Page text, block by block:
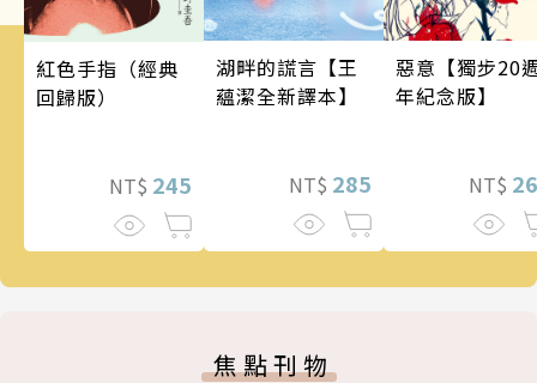
紅色手指（經典
回歸版）
NT$ 245
湖畔的謊言【王
蘊潔全新譯本】
NT$ 285
惡意【獨步20
年紀念版】
NT$
焦點刊物